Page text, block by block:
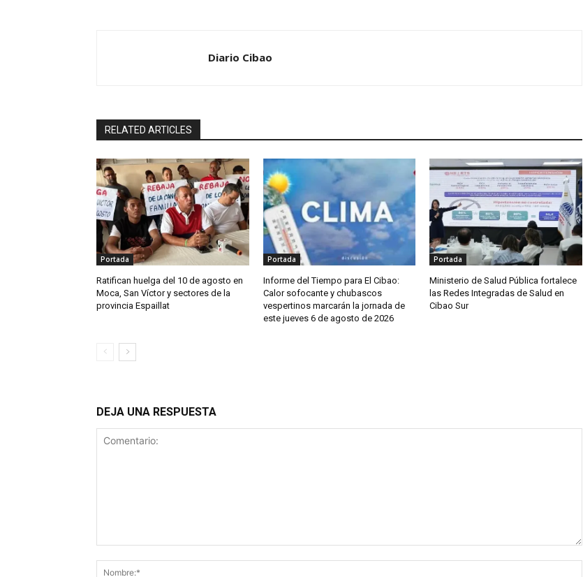
Diario Cibao
RELATED ARTICLES
Portada
Ratifican huelga del 10 de agosto en
Moca, San Víctor y sectores de la
provincia Espaillat
Portada
Informe del Tiempo para El Cibao:
Calor sofocante y chubascos
vespertinos marcarán la jornada de
este jueves 6 de agosto de 2026
Portada
Ministerio de Salud Pública fortalece
las Redes Integradas de Salud en
Cibao Sur
DEJA UNA RESPUESTA